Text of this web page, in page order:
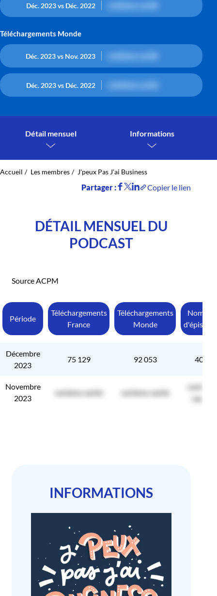
Déc. 2023 vs Déc. 2022
Téléchargements Monde
Déc. 2023 vs Nov. 2023
Déc. 2023 vs Déc. 2022
Détail mensuel Informations
Accueil Les membres J'peux Pas J'ai Business
Partager : Copier le lien
DÉTAIL MENSUEL DU
PODCAST
Source ACPM
Période
Téléchargements
France
Téléchargements
Monde
Nombre
Décembre
2023
75 129 92 053 405
Novembre
2023
contenu caché contenu caché
contenu
caché
INFORMATIONS